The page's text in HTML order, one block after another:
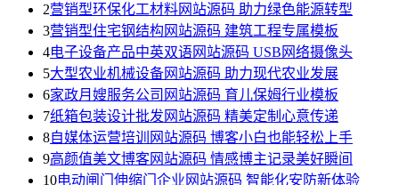
2营销型环保化工材料网站源码 助力绿色能源转型
3营销型住宅钢结构网站源码 建筑工程专属模板
4电子设备产品中英双语网站源码 USB网络摄像头
5大型农业机械设备网站源码 助力现代农业发展
6家政月嫂服务公司网站源码 育儿保姆行业模板
7纸箱包装设计批发网站源码 精美定制心意传递
8自媒体运营培训网站源码 博客小白也能轻松上手
9高颜值美文博客网站源码 情感博主记录美好瞬间
10电动闸门伸缩门企业网站源码 智能化安防新体验